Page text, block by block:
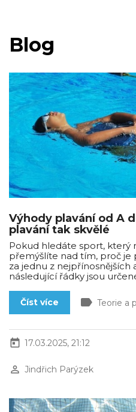
Blog
Výhody plavání od A
plavání tak skvělé
Pokud hledáte sport, který
přemýšlíte nad tím, proč je
za jednu z nejpřínosnějších
následující řádky jsou
Číst více label Teorie a
today 17.03.2025, 21:12
perm_identity Jindřich Parýzek